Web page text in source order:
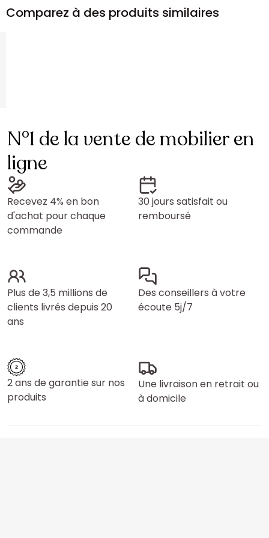
Comparez à des produits similaires
N°1 de la vente de mobilier en
ligne
Recevez 4% en bon
d'achat pour chaque
commande
30 jours satisfait ou
remboursé
Plus de 3,5 millions de
clients livrés depuis 20
ans
Des conseillers à votre
écoute 5j/7
2 ans de garantie sur nos
produits
Une livraison en retrait ou
à domicile